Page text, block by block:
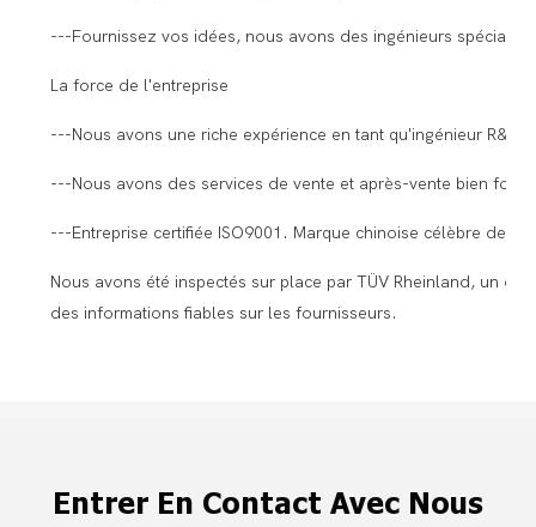
---Fournissez vos idées, nous avons des ingénieurs
La force de l'entreprise
---Nous avons une riche expérience en tant qu'ingénieur
---Nous avons des services de vente et après-vente bien
---Entreprise certifiée ISO9001. Marque chinoise célèbre
Nous avons été inspectés sur place par TÜV Rheinland, un
des informations fiables sur les fournisseurs.
Entrer En Contact Avec Nous